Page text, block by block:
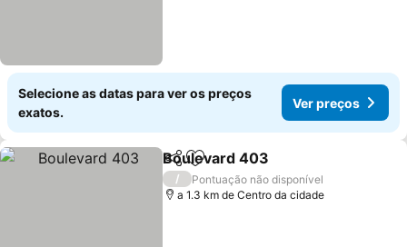
Selecione as datas para ver os preços
exatos.
Ver preços
PartilharAdicionar aos favoritos
Boulevard 403
/
Pontuação não disponível
a 1.3 km de Centro da cidade